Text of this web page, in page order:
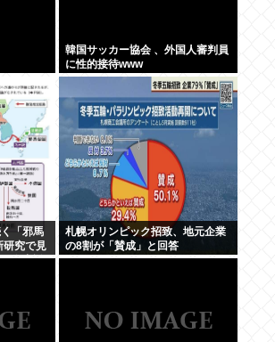
韓国サッカー協会 、外国人審判員
に性的接待www
「邪馬
研究で見
有力説
札幌オリンピック招致、地元企業
の8割が「賛成」と回答